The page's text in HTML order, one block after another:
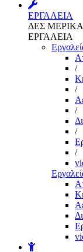
ΕΡΓΑΛΕΙΑ
ΔΕΣ
ΕΡΓΑΛΕΙΑ
/
/
/
/
/